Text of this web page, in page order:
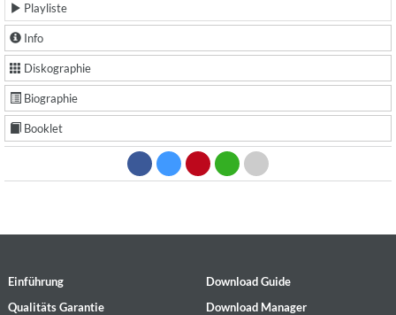
Playliste
Info
Diskographie
Biographie
Booklet
Einführung
Qualitäts Garantie
Download Guide
Download Manager